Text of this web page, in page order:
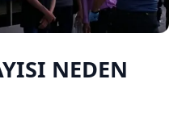
NEDEN